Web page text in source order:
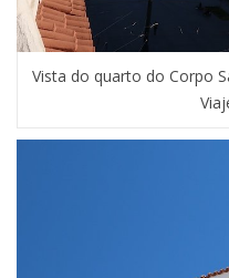
Vista do quarto do Corpo